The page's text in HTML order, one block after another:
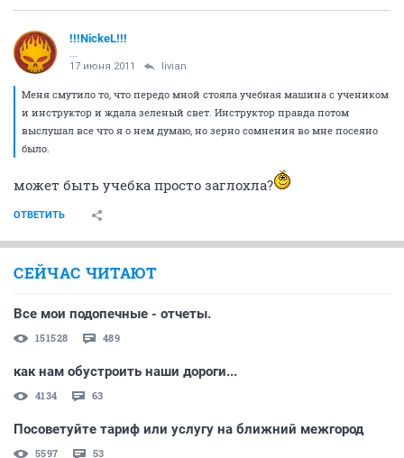
!!!NickeL!!!
17 июня 2011 livian
Меня смутило то, что передо мной стояла учебная машина с учеником
и инструктор и ждала зеленый свет. Инструктор правда потом
выслушал все что я о нем думаю, но зерно сомнения во мне посеяно
было.
может быть учебка просто заглохла?
ОТВЕТИТЬ
СЕЙЧАС ЧИТАЮТ
Все мои подопечные - отчеты.
151528 489
как нам обустроить наши дороги...
4134 63
Посоветуйте тариф или услугу на ближний межгород
5597 53